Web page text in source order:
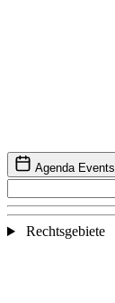
Agenda Events
Rechtsgebiete